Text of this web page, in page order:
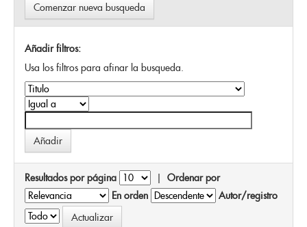
Comenzar nueva busqueda
Añadir filtros:
Usa los filtros para afinar la busqueda.
Resultados por página | Ordenar por
En orden
Autor/registro